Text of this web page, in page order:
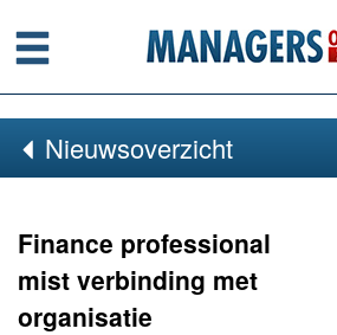
Menu
Nieuwsoverzicht
Finance professional
mist verbinding met
organisatie